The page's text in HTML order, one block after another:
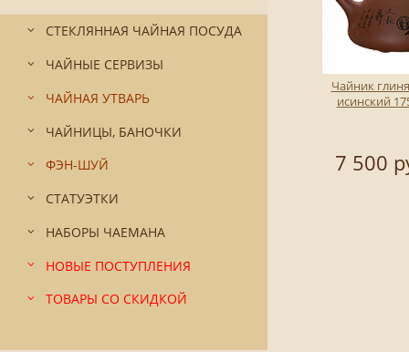
СТЕКЛЯННАЯ ЧАЙНАЯ ПОСУДА
ЧАЙНЫЕ СЕРВИЗЫ
ЧАЙНАЯ УТВАРЬ
ЧАЙНИЦЫ, БАНОЧКИ
ФЭН-ШУЙ
СТАТУЭТКИ
НАБОРЫ ЧАЕМАНА
НОВЫЕ ПОСТУПЛЕНИЯ
ТОВАРЫ СО СКИДКОЙ
Чайник
исинский
7 500